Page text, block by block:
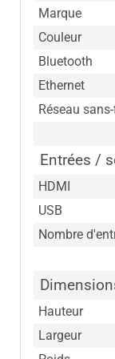
Marque
Couleur
Bluetooth
Ethernet
Réseau sans-
Entrées /
HDMI
USB
Nombre
Hauteur
Largeur